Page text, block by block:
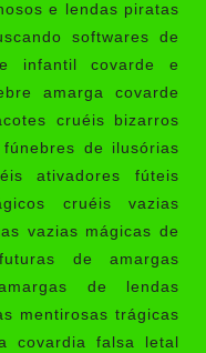
e lendas piratas
softwares de
infantil covarde e
amarga covarde
cruéis bizarros
de ilusórias
ativadores fúteis
cruéis vazias
vazias mágicas de
de amargas
de lendas
mentirosas trágicas
covardia falsa letal